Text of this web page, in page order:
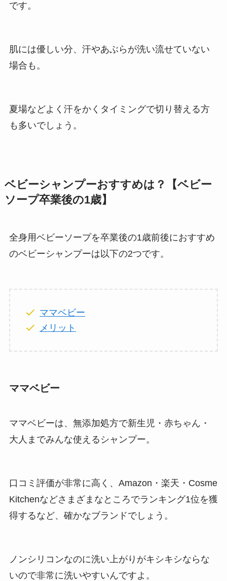
です。
肌には優しい分、汗やあぶらが洗い流せていない
場合も。
夏場などよく汗をかくタイミングで切り替える方
も多いでしょう。
ベビーシャンプーおすすめは？【ベビー
ソープ卒業後の1歳】
全身用ベビーソープを卒業後の1歳前後におすすめ
のベビーシャンプーは以下の2つです。
ママベビー
メリット
ママベビー
ママベビーは、無添加処方で新生児・赤ちゃん・
大人までみんな使えるシャンプー。
口コミ評価が非常に高く、Amazon・楽天・Cosme
Kitchenなどさまざまなところでランキング1位を獲
得するなど、確かなブランドでしょう。
ノンシリコンなのに洗い上がりがキシキシならな
いので非常に洗いやすいんですよ。